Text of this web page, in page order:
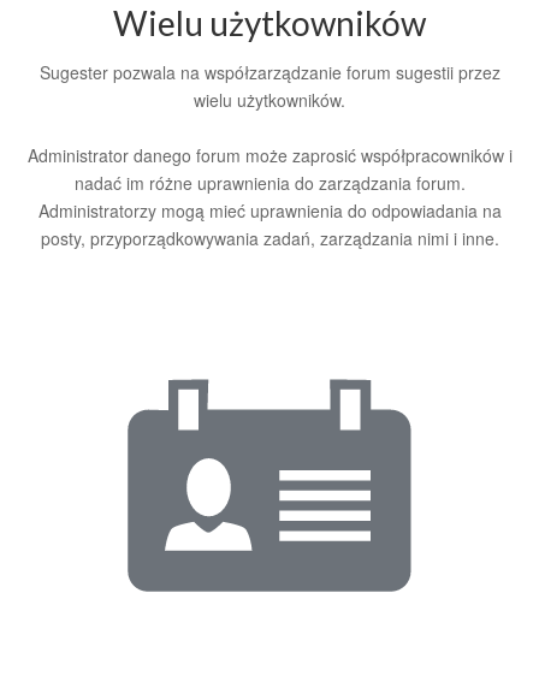
Wielu użytkowników
Sugester pozwala na współzarządzanie forum sugestii przez
wielu użytkowników.
Administrator danego forum może zaprosić współpracowników i
nadać im różne uprawnienia do zarządzania forum.
Administratorzy mogą mieć uprawnienia do odpowiadania na
posty, przyporządkowywania zadań, zarządzania nimi i inne.